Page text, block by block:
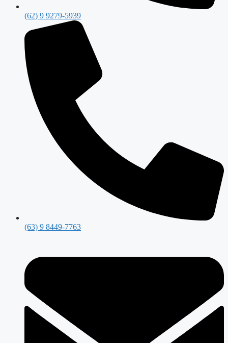
(62) 9 9279-5939
(63) 9 8449-7763